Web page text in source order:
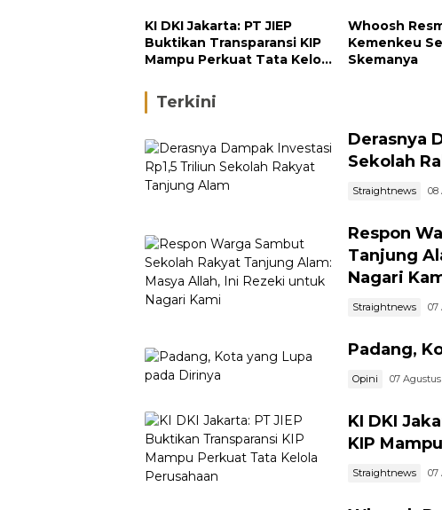
KI DKI Jakarta: PT JIEP
Buktikan Transparansi KIP
Mampu Perkuat Tata Kelola
Whoosh
Kemenkeu
Skemanya
Terkini
Derasnya
Sekolah
Straightnews 08
Respon
Tanjung
Nagari
Straightnews 07
Padang,
Opini 07
KI DKI
KIP
Straightnews 07